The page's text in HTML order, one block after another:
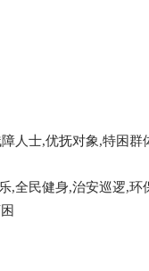
人士,优抚对象,特困群
,全民健身,治安巡逻,环